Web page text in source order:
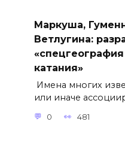
Маркуша,
Ветлугина:
катания»
Имена многих
или иначе
0 481